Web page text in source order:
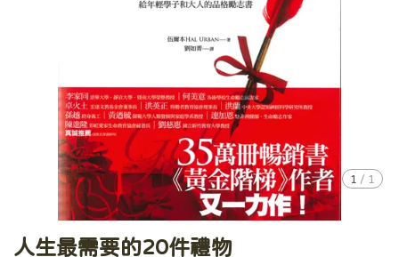
1 / 1
人生最需要的20件禮物